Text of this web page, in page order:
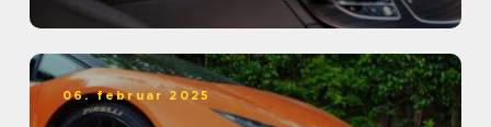
06. februar 2025